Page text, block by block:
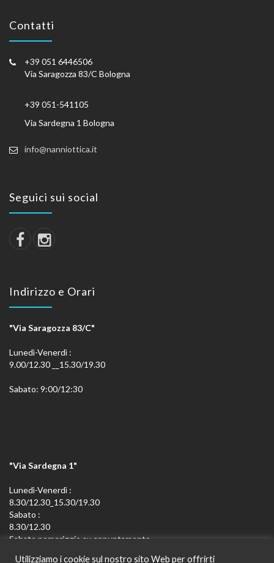
Contatti
+39 051 6446506
Via Saragozza 83/C Bologna
+39 051-541105
Via Sardegna 1 Bologna
info@nanniottica.it
Seguici sui social
Indirizzo e Orari
"Via Saragozza 83/C"
Lunedì-Venerdì :
9.00/12.30 __15.30/19.30
Sabato: 9:00/12:30
"Via Sardegna 1"
Lunedì-Venerdì :
8.30/12.30_15.30/19.30
Sabato :
8.30/12.30
Sabato pomeriggio su appuntamento
Utilizziamo i cookie sul nostro sito Web per offrirti